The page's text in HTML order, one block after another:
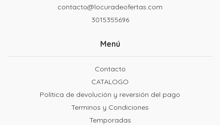
contacto@locuradeofertas.com
3015355696
Menú
Contacto
CATALOGO
Política de devolución y reversión del pago
Terminos y Condiciones
Temporadas